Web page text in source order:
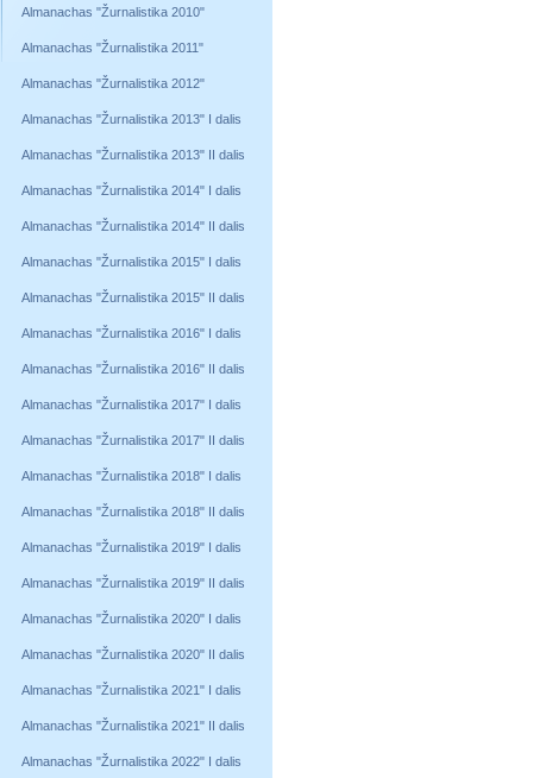
Almanachas "Žurnalistika 2010"
Almanachas "Žurnalistika 2011"
Almanachas "Žurnalistika 2012"
Almanachas "Žurnalistika 2013" I dalis
Almanachas "Žurnalistika 2013" II dalis
Almanachas "Žurnalistika 2014" I dalis
Almanachas "Žurnalistika 2014" II dalis
Almanachas "Žurnalistika 2015" I dalis
Almanachas "Žurnalistika 2015" II dalis
Almanachas "Žurnalistika 2016" I dalis
Almanachas "Žurnalistika 2016" II dalis
Almanachas "Žurnalistika 2017" I dalis
Almanachas "Žurnalistika 2017" II dalis
Almanachas "Žurnalistika 2018" I dalis
Almanachas "Žurnalistika 2018" II dalis
Almanachas "Žurnalistika 2019" I dalis
Almanachas "Žurnalistika 2019" II dalis
Almanachas "Žurnalistika 2020" I dalis
Almanachas "Žurnalistika 2020" II dalis
Almanachas "Žurnalistika 2021" I dalis
Almanachas "Žurnalistika 2021" II dalis
Almanachas "Žurnalistika 2022" I dalis